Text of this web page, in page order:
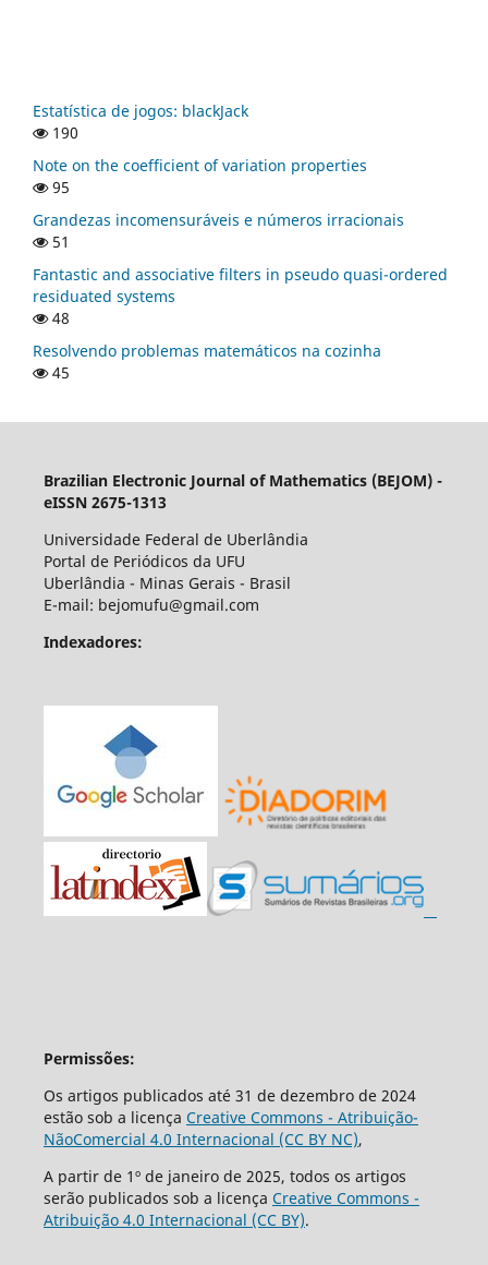
Estatística de jogos: blackJack
190
Note on the coefficient of variation properties
95
Grandezas incomensuráveis e números irracionais
51
Fantastic and associative filters in pseudo quasi-ordered
residuated systems
48
Resolvendo problemas matemáticos na cozinha
45
Brazilian Electronic Journal of Mathematics (BEJOM) -
eISSN 2675-1313
Universidade Federal de Uberlândia
Portal de Periódicos da UFU
Uberlândia - Minas Gerais - Brasil
E-mail: bejomufu@gmail.com
Indexadores:
Permissões:
Os artigos publicados até 31 de dezembro de 2024
estão sob a licença Creative Commons - Atribuição-
NãoComercial 4.0 Internacional (CC BY NC),
A partir de 1º de janeiro de 2025, todos os artigos
serão publicados sob a licença Creative Commons -
Atribuição 4.0 Internacional (CC BY).